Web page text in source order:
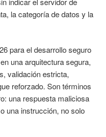
la categoría de datos y la
para el desarrollo seguro
una arquitectura segura,
validación estricta,
reforzado. Son términos
una respuesta maliciosa
una instrucción, no solo